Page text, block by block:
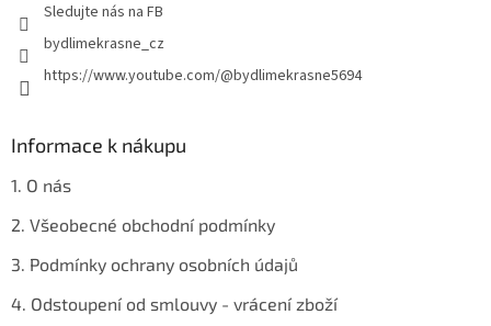
Sledujte nás na FB
bydlimekrasne_cz
https://www.youtube.com/@bydlimekrasne5694
Informace k nákupu
1. O nás
2. Všeobecné obchodní podmínky
3. Podmínky ochrany osobních údajů
4. Odstoupení od smlouvy - vrácení zboží